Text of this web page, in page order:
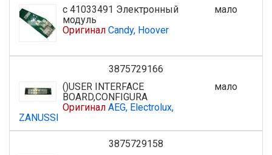
с 41033491 Электронный
модуль
Оригинал Candy, Hoover
мало
3875729166
()USER INTERFACE
BOARD,CONFIGURA
Оригинал AEG, Electrolux,
ZANUSSI
мало
3875729158